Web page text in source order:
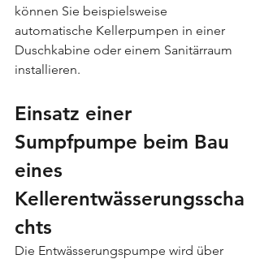
können Sie beispielsweise
automatische Kellerpumpen in einer
Duschkabine oder einem Sanitärraum
installieren.
Einsatz einer
Sumpfpumpe beim Bau
eines
Kellerentwässerungsscha
chts
Die Entwässerungspumpe wird über